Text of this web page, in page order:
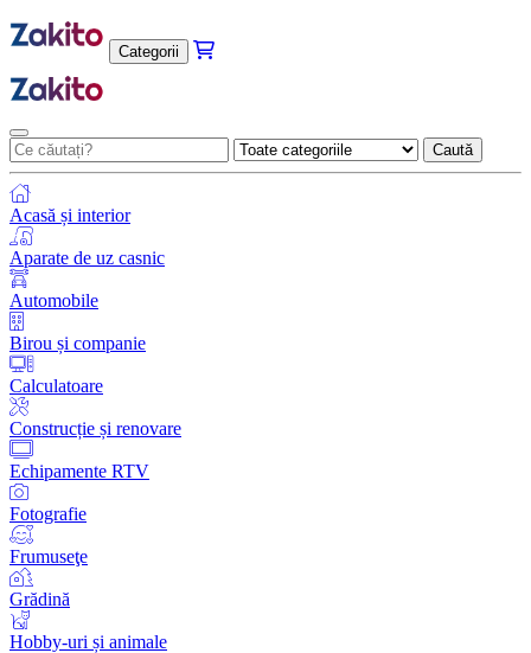
Categorii
Caută
Acasă și interior
Aparate de uz casnic
Automobile
Birou și companie
Calculatoare
Construcție și renovare
Echipamente RTV
Fotografie
Frumuseţe
Grădină
Hobby-uri și animale